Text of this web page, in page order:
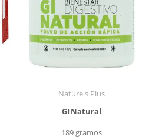
Nature's Plus
GI Natural
189 gramos